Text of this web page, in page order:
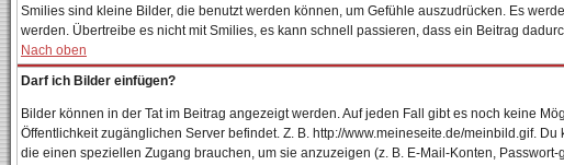
Smilies sind kleine Bilder, die benutzt werden können, um Gefühle auszudrücken. Es
werden. Übertreibe es nicht mit Smilies, es kann schnell passieren, dass ein Beitrag
Nach oben
Darf ich Bilder einfügen?
Bilder können in der Tat im Beitrag angezeigt werden. Auf jeden Fall gibt es noch keine
Öffentlichkeit zugänglichen Server befindet. Z. B. http://www.meineseite.de/meinbild.gif.
die einen speziellen Zugang brauchen, um sie anzuzeigen (z. B. E-Mail-Konten,